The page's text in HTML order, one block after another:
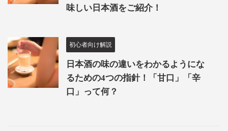
味しい日本酒をご紹介！
初心者向け解説
日本酒の味の違いをわかるようにな
るための4つの指針！「甘口」「辛
口」って何？